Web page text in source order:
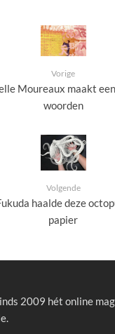
Vorige
Moureaux maakt
woorden
Volgende
haalde deze
papier
2009 hét online